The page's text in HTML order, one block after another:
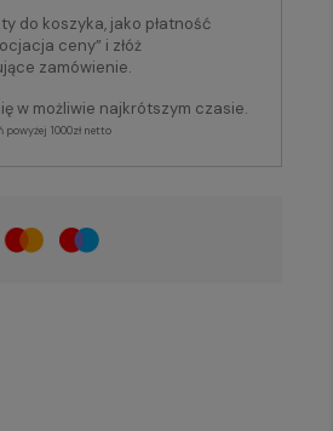
do koszyka, jako płatność
ceny” i złóż
zamówienie.
w możliwie najkrótszym czasie.
1000zł netto